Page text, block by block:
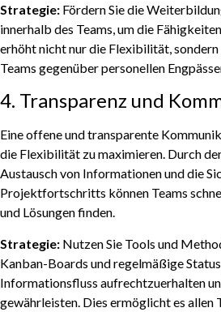
Strategie: Fördern Sie die
innerhalb des Teams, um die
erhöht nicht nur die Flexibilität, sondern
Teams gegenüber personellen
4. Transparenz und
Eine offene und transparente
die Flexibilität zu maximieren. Durch
Austausch von Informationen und die
Projektfortschritts können Teams
und Lösungen finden.
Strategie: Nutzen Sie Tools und
Kanban-Boards und regelmäßige
Informationsfluss aufrechtzuerhalten
gewährleisten. Dies ermöglicht es allen